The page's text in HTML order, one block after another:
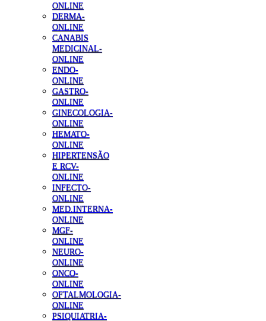
ONLINE
DERMA-
ONLINE
CANABIS
MEDICINAL-
ONLINE
ENDO-
ONLINE
GASTRO-
ONLINE
GINECOLOGIA-
ONLINE
HEMATO-
ONLINE
HIPERTENSÃO
E RCV-
ONLINE
INFECTO-
ONLINE
MED.INTERNA-
ONLINE
MGF-
ONLINE
NEURO-
ONLINE
ONCO-
ONLINE
OFTALMOLOGIA-
ONLINE
PSIQUIATRIA-